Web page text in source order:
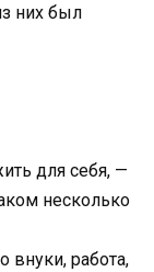
них был
для себя, —
несколько
внуки, работа,